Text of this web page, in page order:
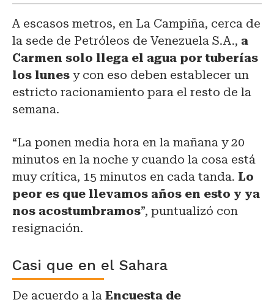
A escasos metros, en La Campiña, cerca de
la sede de Petróleos de Venezuela S.A., a
Carmen solo llega el agua por tuberías
los lunes y con eso deben establecer un
estricto racionamiento para el resto de la
semana.
“La ponen media hora en la mañana y 20
minutos en la noche y cuando la cosa está
muy crítica, 15 minutos en cada tanda. Lo
peor es que llevamos años en esto y ya
nos acostumbramos”, puntualizó con
resignación.
Casi que en el Sahara
De acuerdo a la Encuesta de